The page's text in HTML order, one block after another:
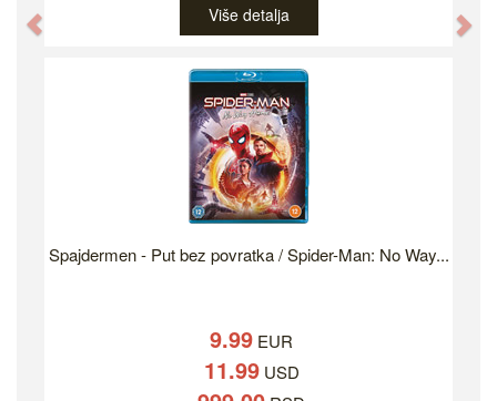
Više detalja
Spajdermen - Put bez povratka / Spider-Man: No Way...
9.99 EUR
11.99USD